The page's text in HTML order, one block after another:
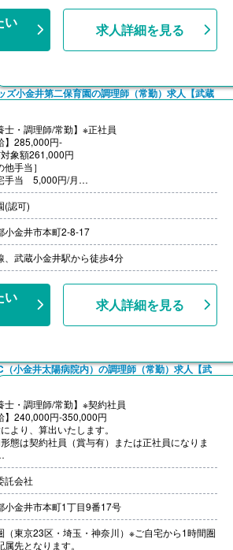
】あり（年1回）
金】あり※勤続10年以上
い
求人詳細を見る
ズ小金井第二保育園の調理師（常勤）求人【武蔵
士・調理師/常勤】※正社員
】285,000円-
象額261,000円
他手当］
手当 5,000円/月
り上げ住宅を利用されない方のみ
も手当 5,000円/月※支給条件あり
】年2回（計2.00ヶ月分）※2025年度実績（6月・
）
※2025年度実績（3月）
末に配属園ごとの補助金残額を精算支
給額は勤務実績や評価等に応じて変動。
】年1回（4月）※2025年度実績
金】あり
(認可)
小金井市本町2-8-17
、武蔵小金井駅から徒歩4分
い
求人詳細を見る
（小金井太陽病院内）の調理師（常勤）求人【武
士・調理師/常勤】※契約社員
】240,000円-350,000円
より、算出いたします。
態は契約社員（賞与有）または正社員になりま
年収
栄養士・栄養士で未経験の場合
円-
師病院調理経験3年程度の場合
円-4,000,000円
を通して雇用形態を検討します。
】年2回（1.0-2.0ヶ月分 ※前年度実績、経験によ
託会社
小金井市本町1丁目9番17号
（東京23区・埼玉・神奈川）※ご自宅から1時間圏
属先となります。